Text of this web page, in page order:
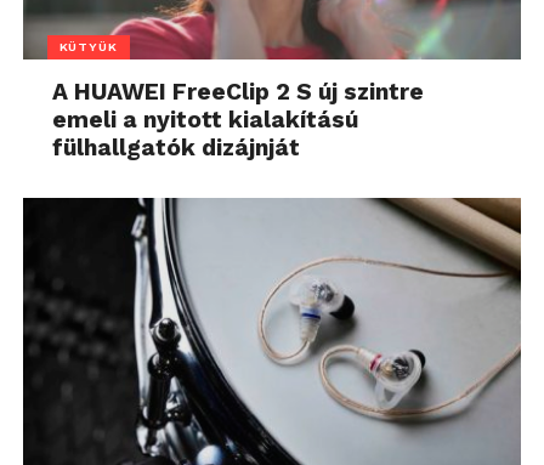
KÜTYÜK
A HUAWEI FreeClip 2 S új szintre
emeli a nyitott kialakítású
fülhallgatók dizájnját